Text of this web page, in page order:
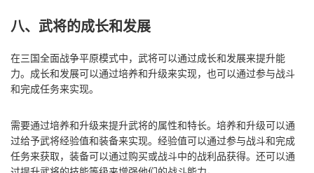
八、武将的成长和发展
在三国全面战争平原模式中，武将可以通过成长和发展来提升能
力。成长和发展可以通过培养和升级来实现，也可以通过参与战斗
和完成任务来实现。
需要通过培养和升级来提升武将的属性和特长。培养和升级可以通
过给予武将经验值和装备来实现。经验值可以通过参与战斗和完成
任务来获取，装备可以通过购买或战斗中的战利品获得。还可以通